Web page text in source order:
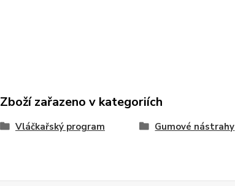
Zboží zařazeno v kategoriích
Vláčkařský program Gumové nástrahy